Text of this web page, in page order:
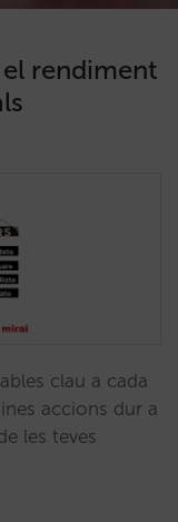
rendiment
clau a cada
accions dur a
les teves